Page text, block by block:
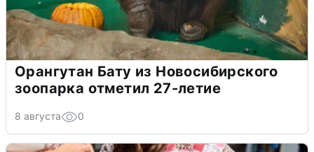
Орангутан Бату из Новосибирского
зоопарка отметил 27-летие
8 августа 0